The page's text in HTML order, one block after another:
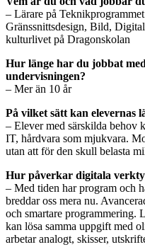
– Lärare på
Gränssnittsdesign, Bild,
kulturlivet på Dragonskolan
Hur länge har du jobbat
undervisningen?
– Mer än 10 år
På vilket sätt kan elevernas
– Elever med särskilda behov
IT, hårdvara som mjukvara.
utan att för den skull belasta
Hur påverkar digitala
– Med tiden har program och
breddar oss mera nu.
och smartare programmering.
kan lösa samma uppgift med
arbetar analogt, skisser,